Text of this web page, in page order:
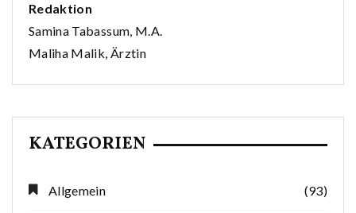
Redaktion
Samina Tabassum, M.A.
Maliha Malik, Ärztin
KATEGORIEN
Allgemein (93)